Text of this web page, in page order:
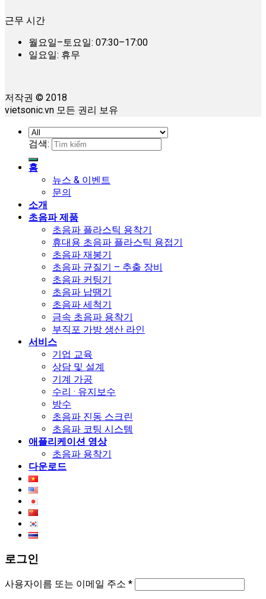
근무 시간
월요일–토요일: 07:30–17:00
일요일: 휴무
저작권 © 2018
vietsonic.vn 모든 권리 보유
검색:
홈
뉴스 & 이벤트
문의
소개
초음파 제품
초음파 플라스틱 용착기
휴대용 초음파 플라스틱 용접기
초음파 재봉기
초음파 균질기 – 추출 장비
초음파 커팅기
초음파 납땜기
초음파 세척기
금속 초음파 용착기
부직포 가방 생산 라인
서비스
기업 교육
상담 및 설계
기계 가공
수리 · 유지보수
방수
초음파 진동 스크린
초음파 코팅 시스템
애플리케이션 영상
초음파 용착기
다운로드
로그인
사용자이름 또는 이메일 주소 *